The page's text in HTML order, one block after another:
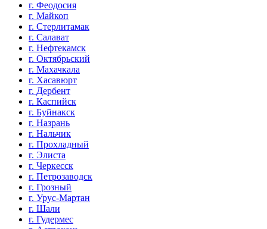
г. Феодосия
г. Майкоп
г. Стерлитамак
г. Салават
г. Нефтекамск
г. Октябрьский
г. Махачкала
г. Хасавюрт
г. Дербент
г. Каспийск
г. Буйнакск
г. Назрань
г. Нальчик
г. Прохладный
г. Элиста
г. Черкесск
г. Петрозаводск
г. Грозный
г. Урус-Мартан
г. Шали
г. Гудермес